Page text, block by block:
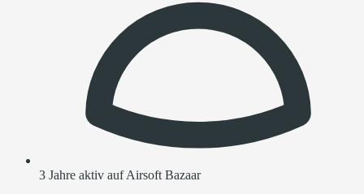
3 Jahre aktiv auf Airsoft Bazaar